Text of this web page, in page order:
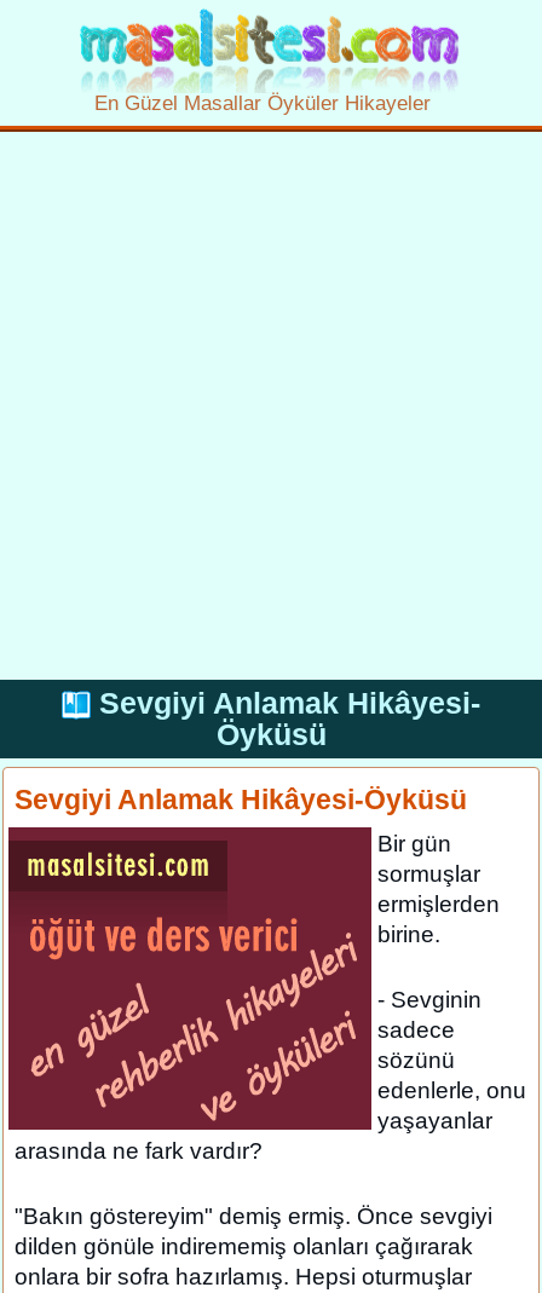
En Güzel Masallar Öyküler Hikayeler
Sevgiyi Anlamak Hikâyesi-
Öyküsü
Sevgiyi Anlamak Hikâyesi-Öyküsü
Bir gün
sormuşlar
ermişlerden
birine.
- Sevginin
sadece
sözünü
edenlerle, onu
yaşayanlar
arasında ne fark vardır?
"Bakın göstereyim" demiş ermiş. Önce sevgiyi
dilden gönüle indirememiş olanları çağırarak
onlara bir sofra hazırlamış. Hepsi oturmuşlar